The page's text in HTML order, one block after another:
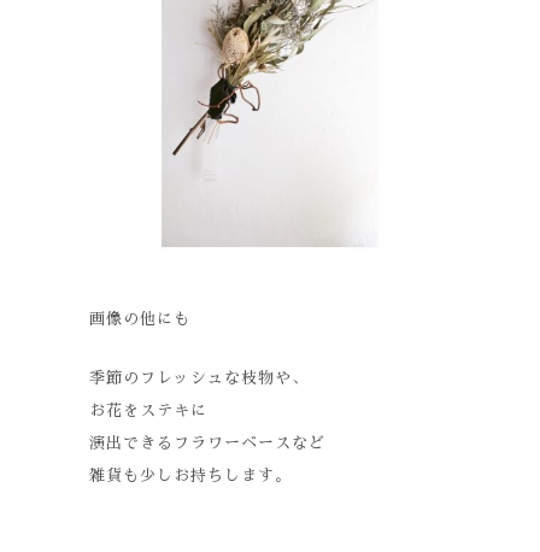
画像の他にも
季節のフレッシュな枝物や、
お花をステキに
演出できるフラワーベースなど
雑貨も少しお持ちします。